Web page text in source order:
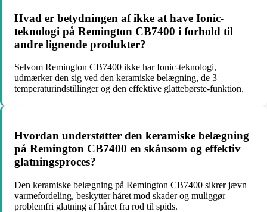
Hvad er betydningen af ikke at have Ionic-
teknologi på Remington CB7400 i forhold til
andre lignende produkter?
Selvom Remington CB7400 ikke har Ionic-teknologi,
udmærker den sig ved den keramiske belægning, de 3
temperaturindstillinger og den effektive glattebørste-funktion.
Hvordan understøtter den keramiske belægning
på Remington CB7400 en skånsom og effektiv
glatningsproces?
Den keramiske belægning på Remington CB7400 sikrer jævn
varmefordeling, beskytter håret mod skader og muliggør
problemfri glatning af håret fra rod til spids.